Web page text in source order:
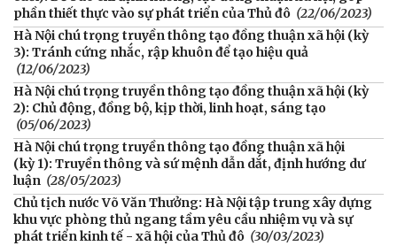
phần thiết thực vào sự phát triển của Thủ đô (22/06/2023)
Hà Nội chú trọng truyền thông tạo đồng thuận xã hội (kỳ
3): Tránh cứng nhắc, rập khuôn để tạo hiệu quả
(12/06/2023)
Hà Nội chú trọng truyền thông tạo đồng thuận xã hội (kỳ
2): Chủ động, đồng bộ, kịp thời, linh hoạt, sáng tạo
(05/06/2023)
Hà Nội chú trọng truyền thông tạo đồng thuận xã hội
(kỳ 1): Truyền thông và sứ mệnh dẫn dắt, định hướng dư
luận (28/05/2023)
Chủ tịch nước Võ Văn Thưởng: Hà Nội tập trung xây dựng
khu vực phòng thủ ngang tầm yêu cầu nhiệm vụ và sự
phát triển kinh tế - xã hội của Thủ đô (30/03/2023)